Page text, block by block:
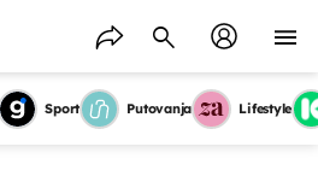
Sport Putovanja Lifestyle